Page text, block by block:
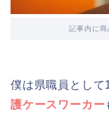
記事内に
僕は県職員として
護ケースワーカー